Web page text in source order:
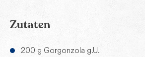
Zutaten
200 g Gorgonzola g.U.